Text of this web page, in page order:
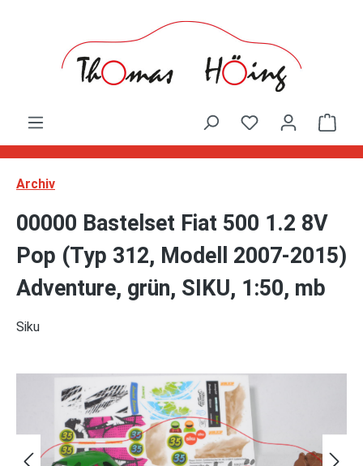
Archiv
00000 Bastelset Fiat 500 1.2 8V
Pop (Typ 312, Modell 2007-2015)
Adventure, grün, SIKU, 1:50, mb
Siku
Bildergalerie überspringen